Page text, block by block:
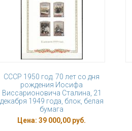
СССР 1950 год. 70 лет со дня
рождения Иосифа
Виссарионовича Сталина, 21
декабря 1949 года, блок, белая
бумага
Цена: 39 000,00 руб.